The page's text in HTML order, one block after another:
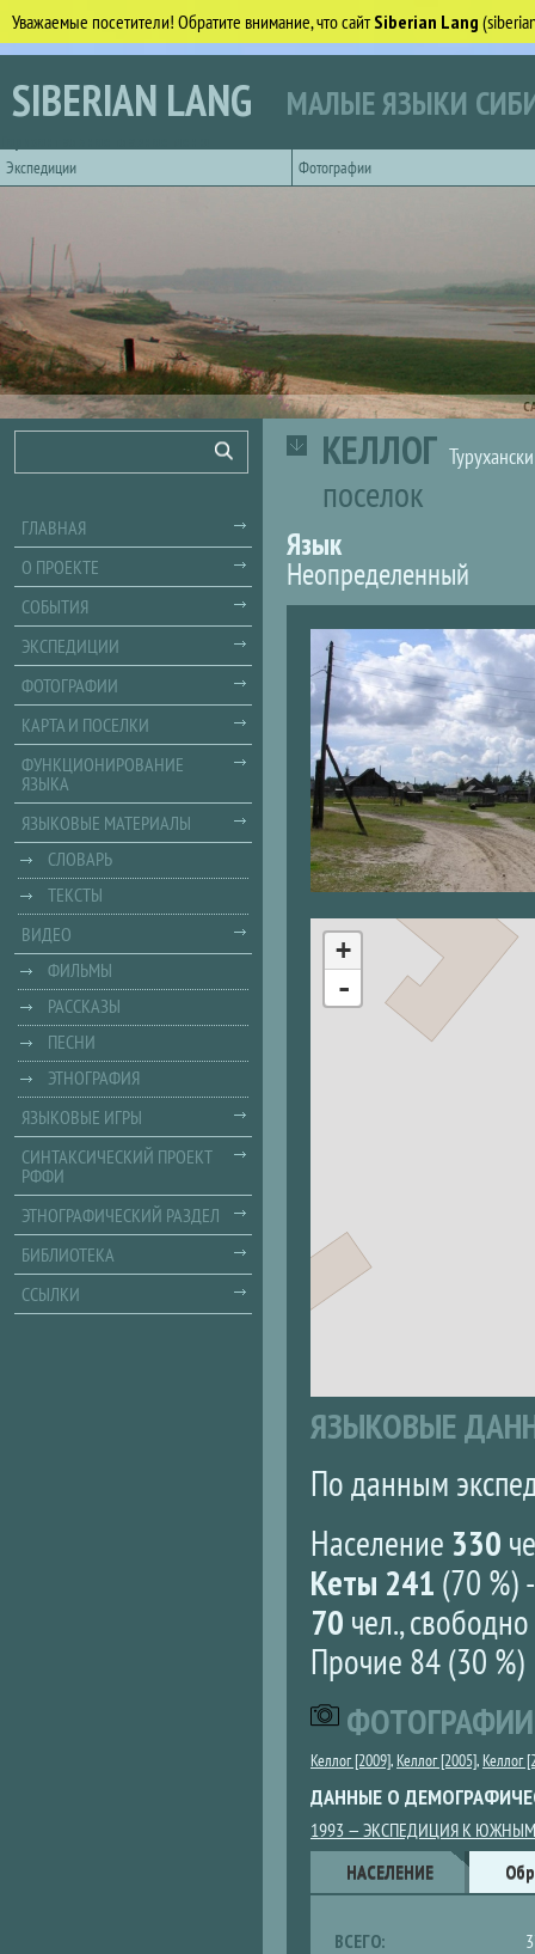
Уважаемые посетители! Обратите внимание, что сайтSiberian Lang
Перейти к основному содержанию
SIBERIAN LANG МАЛЫЕ ЯЗЫКИ
Экспедиции
Фотографии
КЕЛЛОГ
поселок
Язык
Неопределенный
+
-
ЯЗЫКОВЫЕ
По данным
Население 330
Кеты 241 (70 %)
70 чел.,
Прочие 84 (30 %)
Келлог [2009], Келлог [2005], Келлог
ДАННЫЕ О
1993 — ЭКСПЕДИЦИЯ К
ДанныеНАСЕЛЕНИЕ
ВСЕГО:
Поиск
ГЛАВНАЯ
О ПРОЕКТЕ
СОБЫТИЯ
ЭКСПЕДИЦИИ
ФОТОГРАФИИ
КАРТА И ПОСЕЛКИ
ФУНКЦИОНИРОВАНИЕ
ЯЗЫКА
ЯЗЫКОВЫЕ МАТЕРИАЛЫ
СЛОВАРЬ
ТЕКСТЫ
ВИДЕО
ФИЛЬМЫ
РАССКАЗЫ
ПЕСНИ
ЭТНОГРАФИЯ
ЯЗЫКОВЫЕ ИГРЫ
СИНТАКСИЧЕСКИЙ ПРОЕКТ
РФФИ
ЭТНОГРАФИЧЕСКИЙ РАЗДЕЛ
БИБЛИОТЕКА
ССЫЛКИ